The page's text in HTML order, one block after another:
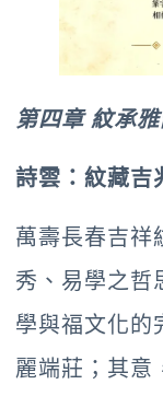
第四章 紋承
詩雲：紋藏吉
萬壽長春吉祥
秀、易學之哲
學與福文化的
麗端莊；其意